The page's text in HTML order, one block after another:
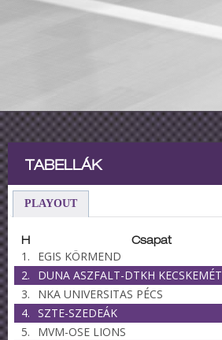
TABELLÁK
PLAYOUT
H Csapat
1. EGIS KÖRMEND
2.
DUNA ASZFALT-DTKH KECSKEMÉT
3.
NKA UNIVERSITAS PÉCS
4. SZTE-SZEDEÁK
5.
MVM-OSE LIONS